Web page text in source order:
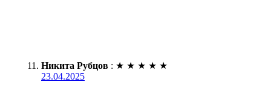
Никита Рубцов : ★ ★ ★ ★ ★
23.04.2025